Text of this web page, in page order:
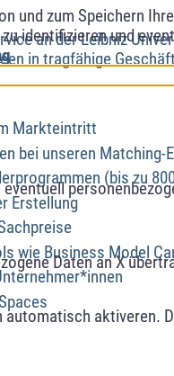
und zum Speichern
identifizieren und
.
Daten an X
aktiveren.
an der Leibniz
in tragfähige
Markteintritt
bei unseren Matching-
(bis zu
Erstellung
wie Business Model